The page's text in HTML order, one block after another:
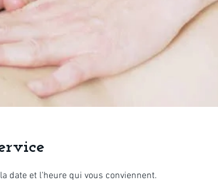
date et l'heure qui vous conviennent.